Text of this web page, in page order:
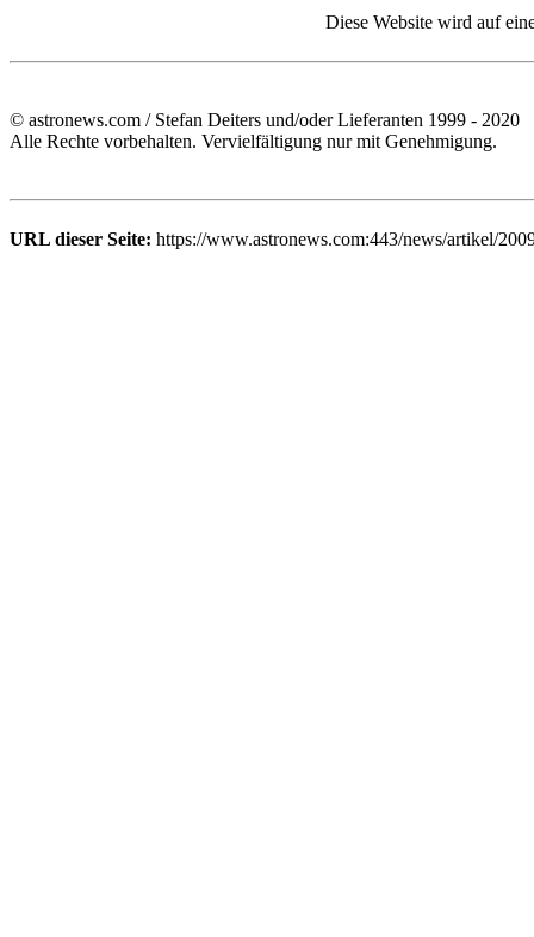
Diese Website wird auf
© astronews.com / Stefan Deiters und/oder Lieferanten 1999 - 2020
Alle Rechte vorbehalten. Vervielfältigung nur mit Genehmigung.
URL dieser Seite: https://www.astronews.com:443/news/artikel/